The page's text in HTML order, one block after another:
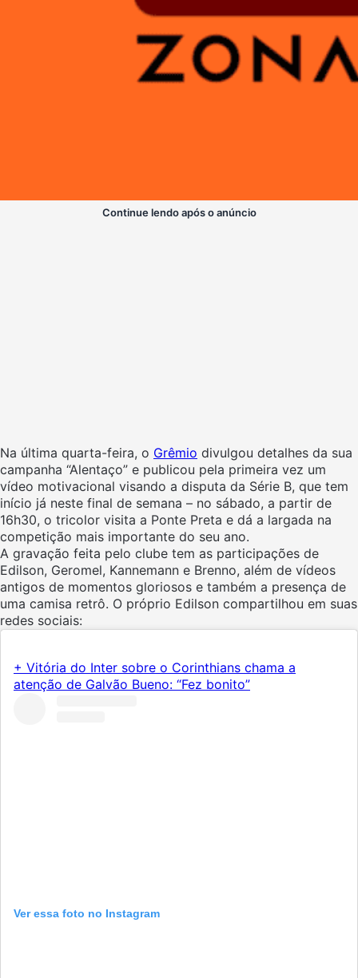
Continue lendo após o anúncio
Na última quarta-feira, o Grêmio divulgou detalhes da sua
campanha “Alentaço” e publicou pela primeira vez um
vídeo motivacional visando a disputa da Série B, que tem
início já neste final de semana – no sábado, a partir de
16h30, o tricolor visita a Ponte Preta e dá a largada na
competição mais importante do seu ano.
A gravação feita pelo clube tem as participações de
Edilson, Geromel, Kannemann e Brenno, além de vídeos
antigos de momentos gloriosos e também a presença de
uma camisa retrô. O próprio Edilson compartilhou em suas
redes sociais:
+ Vitória do Inter sobre o Corinthians chama a
atenção de Galvão Bueno: “Fez bonito”
Ver essa foto no Instagram